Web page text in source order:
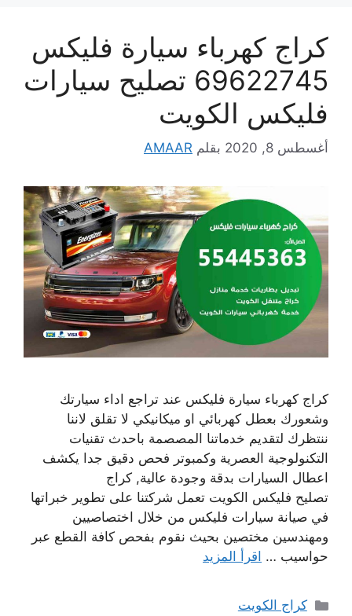
كراج كهرباء سيارة فليكس
69622745 تصليح سيارات
فليكس الكويت
أغسطس 8, 2020 بقلم AMAAR
كراج كهرباء سيارة فليكس عند تراجع اداء سيارتك
وشعورك بعطل كهربائي او ميكانيكي لا تقلق لاننا
ننتظرك لتقديم خدماتنا المصصمة باحدث تقنيات
التكنولوجية العصرية وكمبوتر فحص دقيق جدا يكشف
اعطال السيارات بدقة وجودة عالية, كراج
تصليح فليكس الكويت تعمل شركتنا على تطوير خبراتها
في صيانة سيارات فليكس من خلال اختصاصيين
ومهندسين مختصين بحيث نقوم بفحص كافة القطع عبر
حواسيب … اقرأ المزيد
التصنيفات
كراج الكويت